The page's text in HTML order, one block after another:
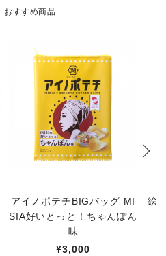
おすすめ商品
アイノポテチBIGバッグ MI
SIA好いとっと！ちゃんぽん
味
¥3,000
絵